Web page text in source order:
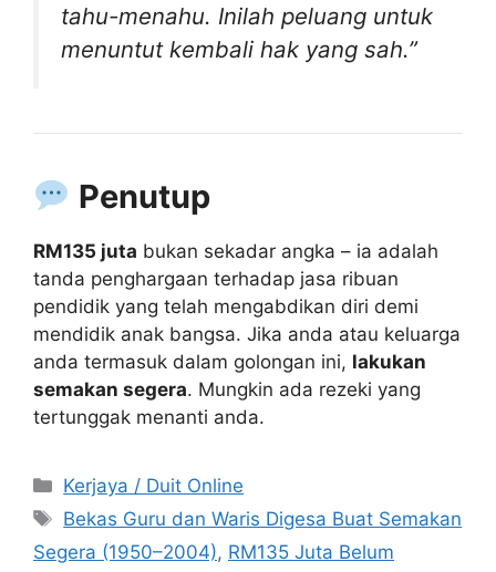
tahu-menahu. Inilah peluang untuk
menuntut kembali hak yang sah.”
Penutup
RM135 juta bukan sekadar angka – ia adalah
tanda penghargaan terhadap jasa ribuan
pendidik yang telah mengabdikan diri demi
mendidik anak bangsa. Jika anda atau keluarga
anda termasuk dalam golongan ini, lakukan
semakan segera. Mungkin ada rezeki yang
tertunggak menanti anda.
Categories
Kerjaya / Duit Online
Tags
Bekas Guru dan Waris Digesa Buat Semakan
Segera (1950–2004), RM135 Juta Belum